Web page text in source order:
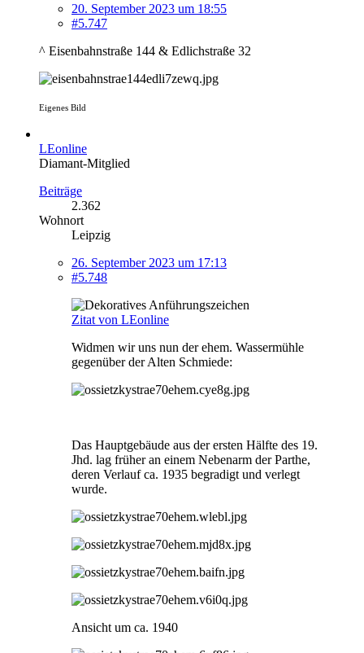
20. September 2023 um 18:55
#5.747
^ Eisenbahnstraße 144 & Edlichstraße 32
Eigenes Bild
LEonline
Diamant-Mitglied
Beiträge
2.362
Wohnort
Leipzig
26. September 2023 um 17:13
#5.748
Zitat von LEonline
Widmen wir uns nun der ehem. Wassermühle
gegenüber der Alten Schmiede:
Das Hauptgebäude aus der ersten Hälfte des 19.
Jhd. lag früher an einem Nebenarm der Parthe,
deren Verlauf ca. 1935 begradigt und verlegt
wurde.
Ansicht um ca. 1940